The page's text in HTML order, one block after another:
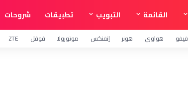
القائمة التبويب تطبيقات شروحات
فيفو هواوي هونر إنفنكس موتورولا قوقل ZTE